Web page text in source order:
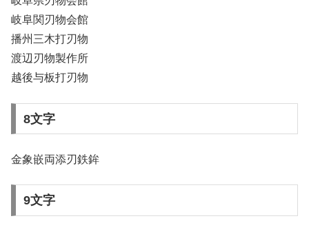
岐阜関刃物会館
播州三木打刃物
渡辺刃物製作所
越後与板打刃物
8文字
金象嵌両添刃鉄鉾
9文字